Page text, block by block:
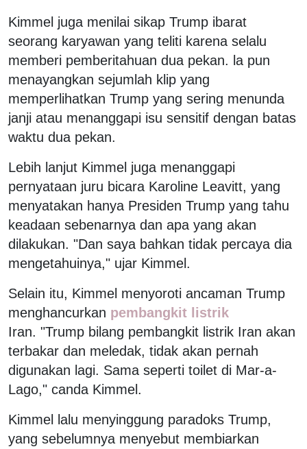
Kimmel juga menilai sikap Trump ibarat
seorang karyawan yang teliti karena selalu
memberi pemberitahuan dua pekan. la pun
menayangkan sejumlah klip yang
memperlihatkan Trump yang sering menunda
janji atau menanggapi isu sensitif dengan batas
waktu dua pekan.
Lebih lanjut Kimmel juga menanggapi
pernyataan juru bicara Karoline Leavitt, yang
menyatakan hanya Presiden Trump yang tahu
keadaan sebenarnya dan apa yang akan
dilakukan. "Dan saya bahkan tidak percaya dia
mengetahuinya," ujar Kimmel.
Selain itu, Kimmel menyoroti ancaman Trump
menghancurkan pembangkit listrik
Iran. "Trump bilang pembangkit listrik Iran akan
terbakar dan meledak, tidak akan pernah
digunakan lagi. Sama seperti toilet di Mar-a-
Lago," canda Kimmel.
Kimmel lalu menyinggung paradoks Trump,
yang sebelumnya menyebut membiarkan